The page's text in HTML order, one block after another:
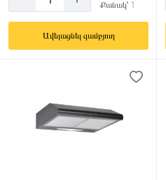
2
Քանակ՝ 1
Ավելացնել զամբյուղ